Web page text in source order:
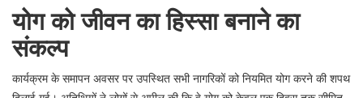
योग को जीवन का हिस्सा बनाने का
संकल्प
कार्यक्रम के समापन अवसर पर उपस्थित सभी नागरिकों को नियमित योग करने की शपथ